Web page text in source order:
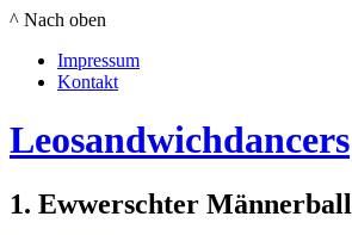
^ Nach oben
Impressum
Kontakt
Leosandwichdancers
1. Ewwerschter